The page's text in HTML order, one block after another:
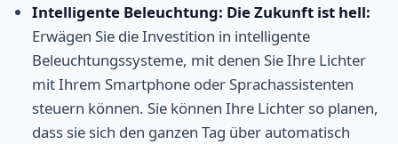
Intelligente Beleuchtung: Die Zukunft ist hell:
Erwägen Sie die Investition in intelligente
Beleuchtungssysteme, mit denen Sie Ihre Lichter
mit Ihrem Smartphone oder Sprachassistenten
steuern können. Sie können Ihre Lichter so planen,
dass sie sich den ganzen Tag über automatisch